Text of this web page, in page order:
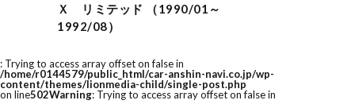
Ｘ リミテッド （1990/01～
1992/08）
: Trying to access array offset on false in
/home/r0144579/public_html/car-anshin-navi.co.jp/wp-
content/themes/lionmedia-child/single-post.php
on line502Warning: Trying to access array offset on false in